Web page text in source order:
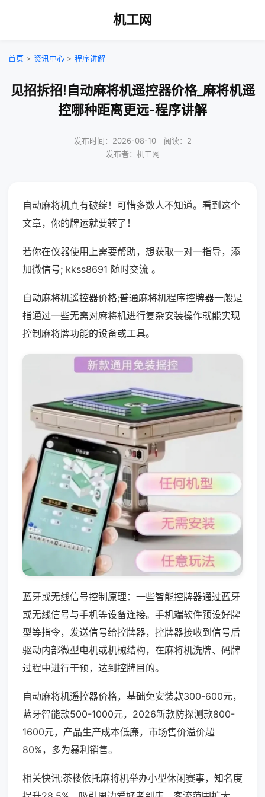
机工网
首页 > 资讯中心 > 程序讲解
见招拆招!自动麻将机遥控器价格_麻将机遥
控哪种距离更远-程序讲解
发布时间：2026-08-10｜阅读：2
发布者：机工网
自动麻将机真有破绽！可惜多数人不知道。看到这个
文章，你的牌运就要转了！
若你在仪器使用上需要帮助，想获取一对一指导，添
加微信号; kkss8691 随时交流 。
自动麻将机遥控器价格;普通麻将机程序控牌器一般是
指通过一些无需对麻将机进行复杂安装操作就能实现
控制麻将牌功能的设备或工具。
蓝牙或无线信号控制原理：一些智能控牌器通过蓝牙
或无线信号与手机等设备连接。手机端软件预设好牌
型等指令，发送信号给控牌器，控牌器接收到信号后
驱动内部微型电机或机械结构，在麻将机洗牌、码牌
过程中进行干预，达到控牌目的。
自动麻将机遥控器价格，基础免安装款300-600元，
蓝牙智能款500-1000元，2026新款防探测款800-
1600元，产品生产成本低廉，市场售价溢价超
80%，多为暴利销售。
相关快讯:茶楼依托麻将机举办小型休闲赛事，知名度